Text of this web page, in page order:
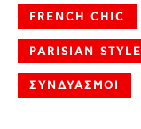
FRENCH CHIC
PARISIAN STYLE
ΣΥΝΔΥΑΣΜΟΙ